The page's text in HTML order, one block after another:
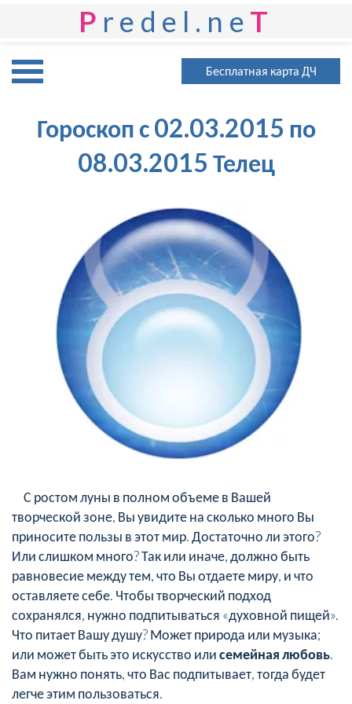
P redel.ne T
Бесплатная карта ДЧ
Гороскоп с 02.03.2015 по
08.03.2015 Телец
С ростом луны в полном объеме в Вашей
творческой зоне, Вы увидите на сколько много Вы
приносите пользы в этот мир. Достаточно ли этого?
Или слишком много? Так или иначе, должно быть
равновесие между тем, что Вы отдаете миру, и что
оставляете себе. Чтобы творческий подход
сохранялся, нужно подпитываться «духовной пищей».
Что питает Вашу душу? Может природа или музыка;
или может быть это искусство илисемейная любовь.
Вам нужно понять, что Вас подпитывает, тогда будет
легче этим пользоваться.